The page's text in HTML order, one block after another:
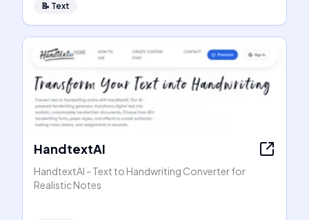
📝 Text
HandtextAI
HandtextAI - Text to Handwriting Converter for
Realistic Notes